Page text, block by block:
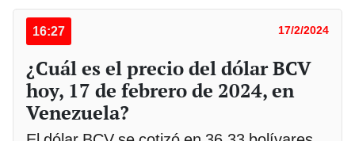
16:27 17/2/2024
¿Cuál es el precio del dólar BCV
hoy, 17 de febrero de 2024, en
Venezuela?